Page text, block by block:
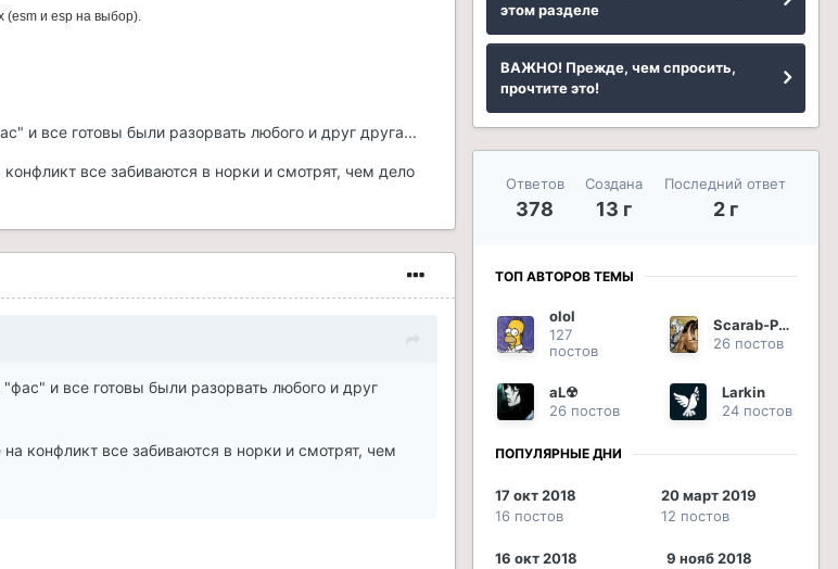
(esm и esp на выбор).
и все готовы были разорвать любого и друг друга...
все забиваются в норки и смотрят, чем дело
и все готовы были разорвать любого и друг
конфликт все забиваются в норки и смотрят, чем
этом разделе
ВАЖНО! Прежде, чем спросить,
прочтите это!
Ответов
378
Создана
13 г
Последний ответ
2 г
ТОП АВТОРОВ ТЕМЫ
olol
127
постов
Scarab-Phoenix
26 постов
aL☢
26 постов
Larkin
24 постов
ПОПУЛЯРНЫЕ ДНИ
17 окт 2018
16 постов
20 март 2019
12 постов
16 окт 2018
9 нояб 2018